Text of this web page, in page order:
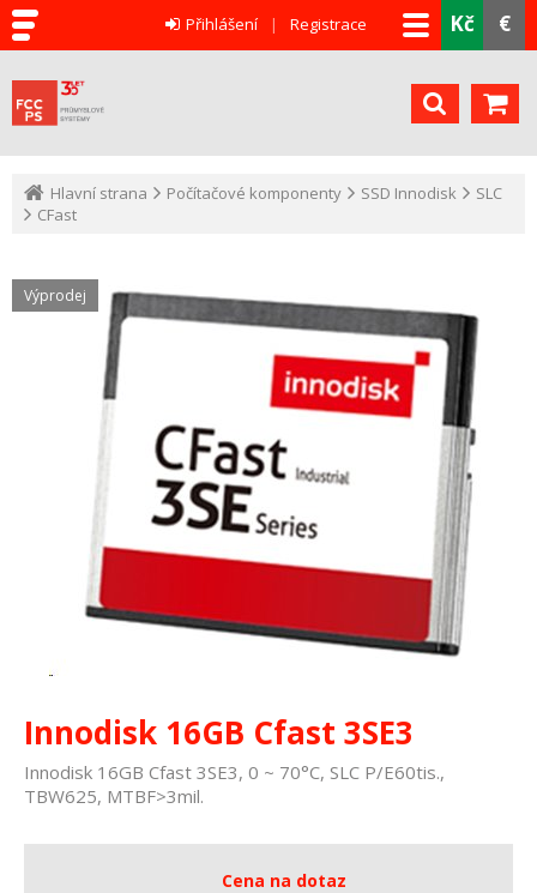
Kč €
Přihlášení Registrace
Hlavní strana Počítačové komponenty SSD Innodisk
SLC
CFast
Výprodej
Innodisk 16GB Cfast 3SE3
Innodisk 16GB Cfast 3SE3, 0 ~ 70°C, SLC P/E60tis.,
TBW625, MTBF>3mil.
Cena na dotaz